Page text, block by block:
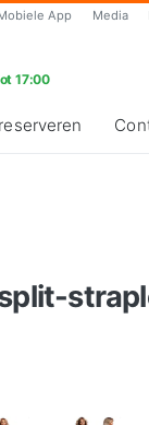
App Media
17:00